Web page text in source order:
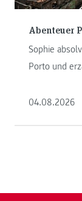
Abenteuer
Sophie
Porto und
04.08.2026